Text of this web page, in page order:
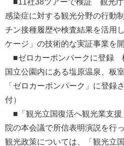
■11社38ツアーで検証 観光庁
感染症に対する観光分野の行動
チン接種履歴や検査結果を活用
ケージ」の技術的な実証事業を
■ゼロカーボンパークに登録
国立公園内にある塩原温泉、板
「ゼロカーボンパーク」に登録
付）
■「観光立国復活へ観光業支
院の本会議で所信表明演説を行
観光政策については、「観光立